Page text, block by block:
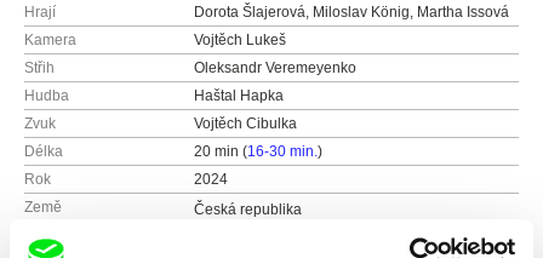
Hrají
Dorota Šlajerová, Miloslav König, Martha Issová
Kamera
Vojtěch Lukeš
Střih
Oleksandr Veremeyenko
Hudba
Haštal Hapka
Zvuk
Vojtěch Cibulka
Délka
20 min (16-30 min.)
Rok
2024
Země
Česká republika
Barva